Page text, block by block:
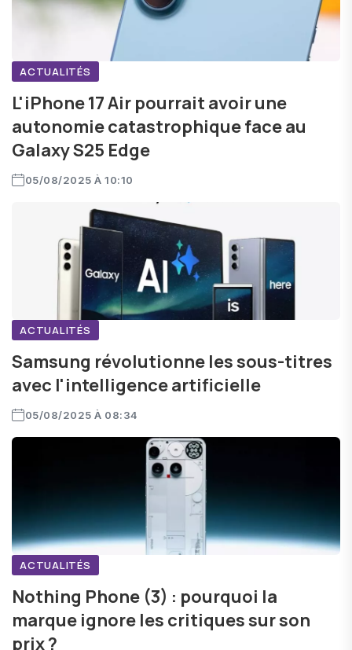
ACTUALITÉS
L'iPhone 17 Air pourrait avoir une
autonomie catastrophique face au
Galaxy S25 Edge
05/08/2025 À 10:10
ACTUALITÉS
Samsung révolutionne les sous-titres
avec l'intelligence artificielle
05/08/2025 À 08:34
ACTUALITÉS
Nothing Phone (3) : pourquoi la
marque ignore les critiques sur son
prix ?